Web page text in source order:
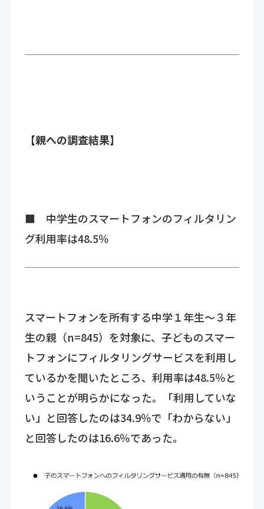
【親への調査結果】
■ 中学生のスマートフォンのフィルタリン
グ利用率は48.5％
スマートフォンを所有する中学１年生～３年
生の親（n=845）を対象に、子どものスマー
トフォンにフィルタリングサービスを利用し
ているかを聞いたところ、利用率は48.5％と
いうことが明らかになった。「利用していな
い」と回答したのは34.9％で「わからない」
と回答したのは16.6％であった。